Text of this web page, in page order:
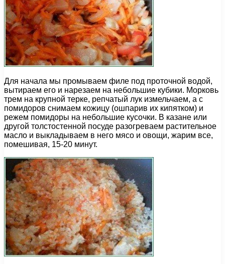
Для начала мы промываем филе под проточной водой,
вытираем его и нарезаем на небольшие кубики. Морковь
трем на крупной терке, репчатый лук измельчаем, а с
помидоров снимаем кожицу (ошпарив их кипятком) и
режем помидоры на небольшие кусочки. В казане или
другой толстостенной посуде разогреваем растительное
масло и выкладываем в него мясо и овощи, жарим все,
помешивая, 15-20 минут.